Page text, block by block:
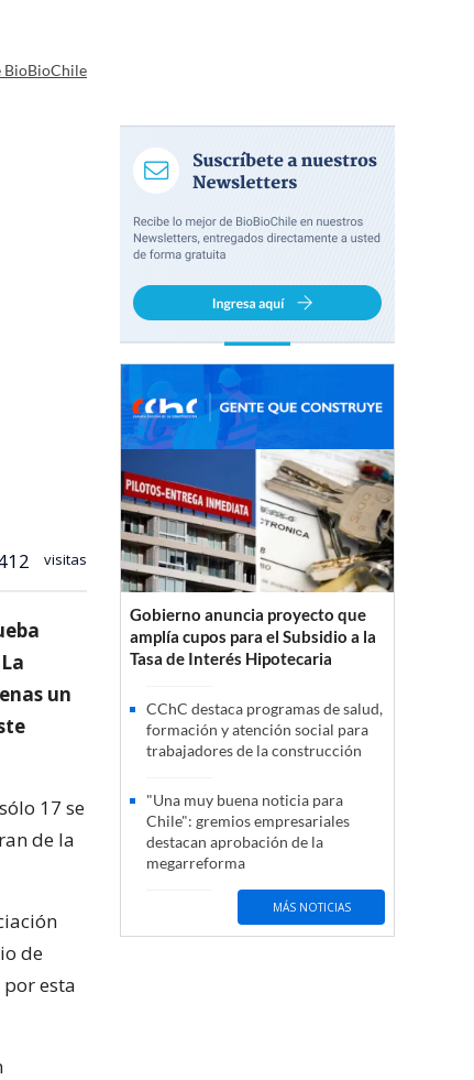
BioBioChile
visitas
un
17 se
de la
de
esta
Gobierno anuncia proyecto que
amplía cupos para el Subsidio a la
Tasa de Interés Hipotecaria
CChC destaca programas de salud,
formación y atención social para
trabajadores de la construcción
"Una muy buena noticia para
Chile": gremios empresariales
destacan aprobación de la
megarreforma
MÁS NOTICIAS